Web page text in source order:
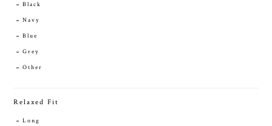
Black
Navy
Blue
Grey
Other
Relaxed Fit
Long